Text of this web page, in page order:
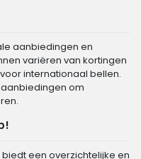
aanbiedingen en
variëren van kortingen
internationaal bellen.
om
een overzichtelijke en